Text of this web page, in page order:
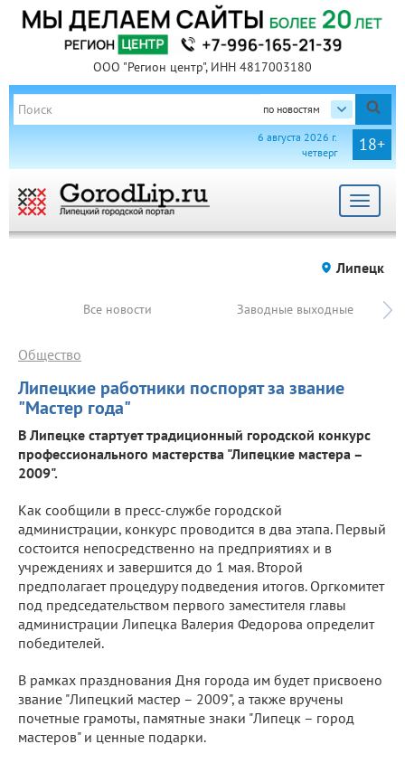
ООО "Регион центр", ИНН 4817003180
по новостям
18+
6 августа 2026 г.
четверг
Toggle
Липецк
Все новости Заводные выходные
Липецкие работники поспорят за звание
"Мастер года"
Общество
В Липецке стартует традиционный городской конкурс
профессионального мастерства "Липецкие мастера –
2009".
Как сообщили в пресс-службе городской
администрации, конкурс проводится в два этапа. Первый
состоится непосредственно на предприятиях и в
учреждениях и завершится до 1 мая. Второй
предполагает процедуру подведения итогов. Оргкомитет
под председательством первого заместителя главы
администрации Липецка Валерия Федорова определит
победителей.
В рамках празднования Дня города им будет присвоено
звание "Липецкий мастер – 2009", а также вручены
почетные грамоты, памятные знаки "Липецк – город
мастеров" и ценные подарки.